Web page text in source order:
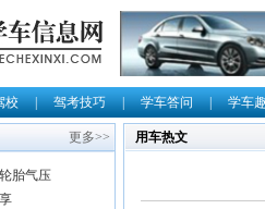
校|驾考技巧|学车答问|学车
更多>>
胎气压
用车热文